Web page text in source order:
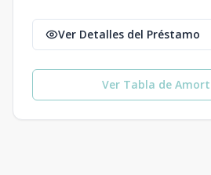
Ver Detalles del Préstamo
Ver Tabla de